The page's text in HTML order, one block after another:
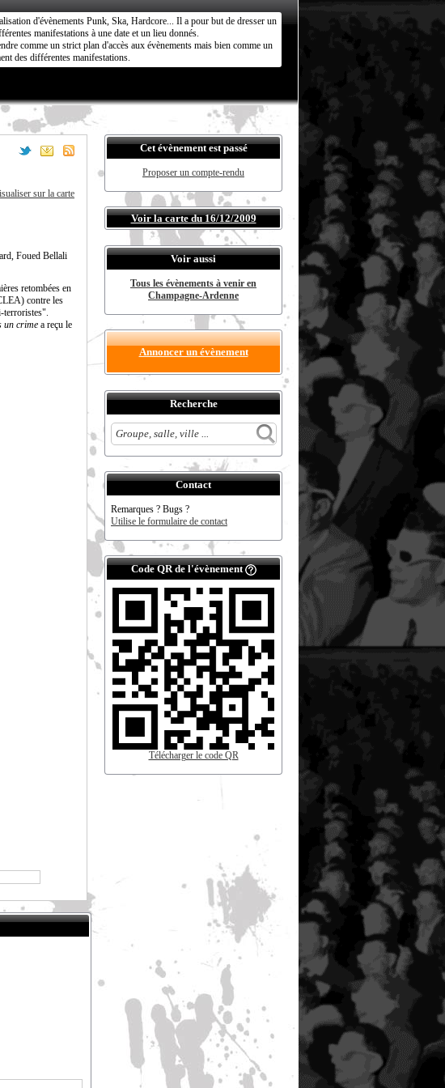
d'évènements Punk, Ska, Hardcore... Il a pour but de dresser un
manifestations à une date et un lieu donnés.
comme un strict plan d'accès aux évènements mais bien comme un
des différentes manifestations.
sur la carte
Foued Bellali
retombées en
contre les
terroristes".
un crime a reçu le
Cet évènement est passé
Proposer un compte-rendu
Voir la carte du 16/12/2009
Voir aussi
Tous les évènements à venir en
Champagne-Ardenne
Annoncer un évènement
Recherche
Contact
Remarques ? Bugs ?
Utilise le formulaire de contact
Code QR de l'évènement
Télécharger le code QR